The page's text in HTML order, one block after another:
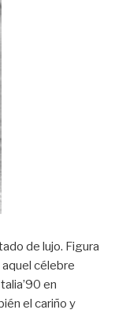
de lujo. Figura
célebre
en
el cariño y